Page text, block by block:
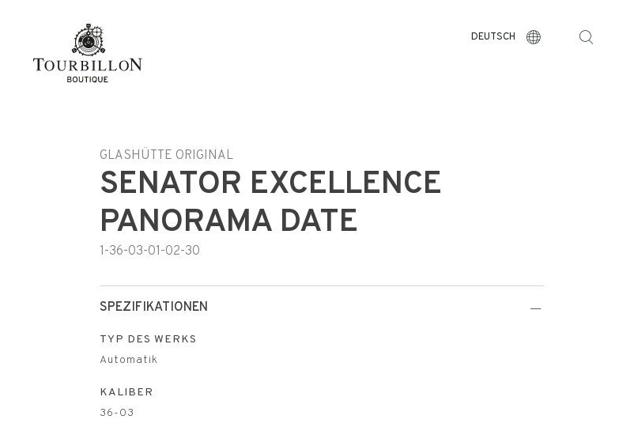
DEUTSCH
GLASHÜTTE ORIGINAL
SENATOR EXCELLENCE
PANORAMA DATE
1-36-03-01-02-30
SPEZIFIKATIONEN
TYP DES WERKS
Automatik
KALIBER
36-03